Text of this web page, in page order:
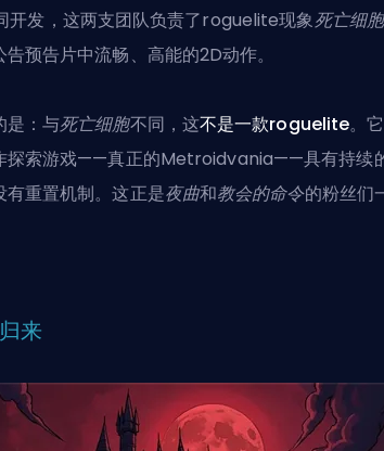
开发，这两支团队负责了roguelite现象死亡细胞
预告片中流畅、高能的2D动作。
是：与死亡细胞不同，这不是一款roguelite。
探索游戏——真正的Metroidvania——具有持续
有重置机制。这正是夜曲和教会的命令的粉丝们
来